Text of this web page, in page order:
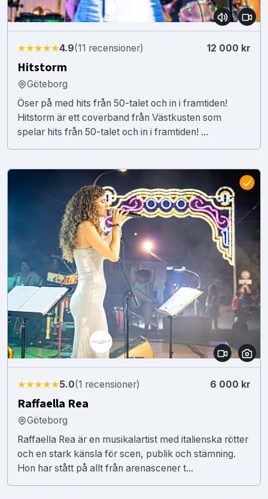
★★★★★4.9(11 recensioner) 12 000 kr
Hitstorm
Göteborg
Öser på med hits från 50-talet och in i framtiden!
Hitstorm är ett coverband från Västkusten som
spelar hits från 50-talet och in i framtiden! ...
★★★★★5.0(1 recensioner) 6 000 kr
Raffaella Rea
Göteborg
Raffaella Rea är en musikalartist med italienska rötter
och en stark känsla för scen, publik och stämning.
Hon har stått på allt från arenascener t...